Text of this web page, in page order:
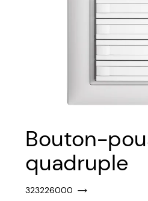
Bouton-
quadruple
323226000